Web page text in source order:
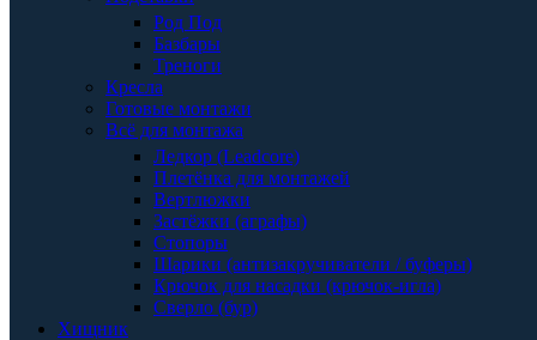
Род Под
Базбары
Треноги
Кресла
Готовые монтажи
Всё для монтажа
Ледкор (Leadcore)
Плетёнка для монтажей
Вертлюжки
Застёжки (аграфы)
Стопоры
Шарики (антизакручиватели / буферы)
Крючок для насадки (крючок-игла)
Сверло (бур)
Хищник